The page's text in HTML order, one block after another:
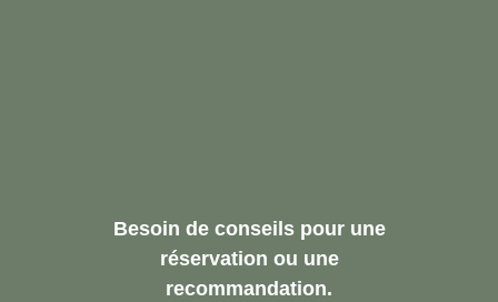
Besoin de conseils pour une
réservation ou une
recommandation.